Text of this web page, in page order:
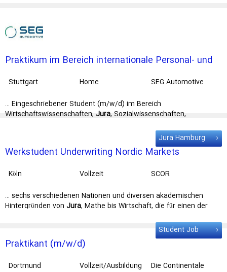
Praktikum im Bereich internationale Personal- und
Mitte August 2024
Stuttgart
Home
erkstudent
SEG Automotive
… Eingeschriebener Student (m/w/d) im Bereich
Wirtschaftswissenschaften, Jura, Sozialwissenschaften,
für eine Zukunft bei uns mitbringst EingeschriebenerStudent
(m/w/d) im Bereich Wirtschaftswissenschaften, Jura,
Sozialwissenschaften, …
Jura Hamburg
Werkstudent Underwriting Nordic Markets
Köln Vollzeit
SCOR
… sechs verschiedenen Nationen und diversen akademischen
Hintergründen von Jura, Mathe bis Wirtschaft, die für einen der
Wirtschaftswissenschaften, Mathematik oder ähnliche …
Student Job
Praktikant (m/w/d)
Dortmund
Vollzeit/Ausbildung
Die Continentale